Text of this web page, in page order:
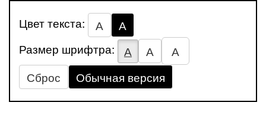
Цвет текста: А
А
Размер шрифтра:
А А
А
Сброс
Обычная версия